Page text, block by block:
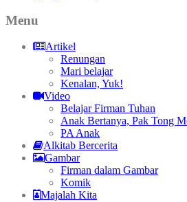
Menu
Artikel
Renungan
Mari belajar
Kenalan, Yuk!
Video
Belajar Firman Tuhan
Anak Bertanya, Pak Tong
PA Anak
Alkitab Bercerita
Gambar
Firman dalam Gambar
Komik
Majalah Kita